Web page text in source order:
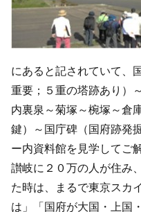
にあると記されていて、
重要；５重の塔跡あり）
内裏泉～菊塚～椀塚～倉
鍵）～国庁碑（国府跡発
ー内資料館を見学してご
讃岐に２０万の人が住み
た時は、まるで東京スカ
は」「国府が大国・上国